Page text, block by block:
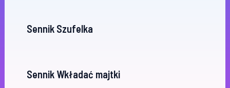
Sennik Szufelka
Sennik Wkładać majtki